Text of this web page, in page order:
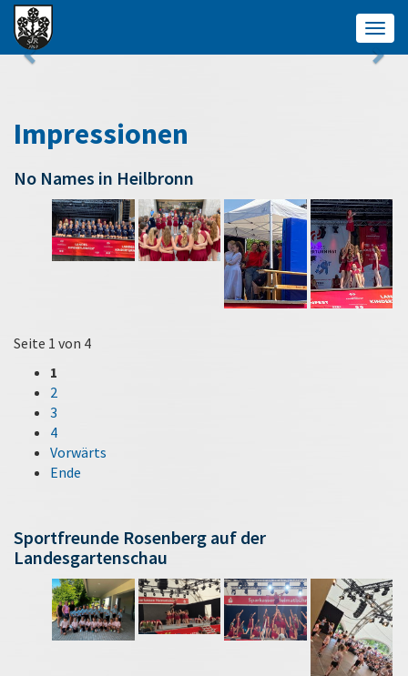
Impressionen
No Names in Heilbronn
Seite 1 von 4
1
2
3
4
Vorwärts
Ende
Sportfreunde Rosenberg auf der
Landesgartenschau